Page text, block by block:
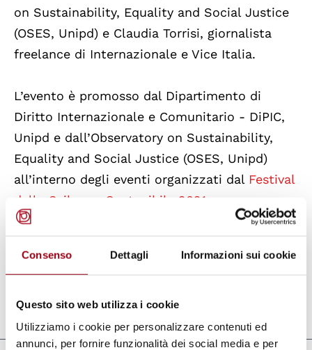
Consenso Dettagli Informazioni sui cookie
Questo sito web utilizza i cookie
Utilizziamo i cookie per personalizzare contenuti ed
annunci, per fornire funzionalità dei social media e per
on Sustainability, Equality and Social Justice
(OSES, Unipd) e Claudia Torrisi, giornalista
freelance di Internazionale e Vice Italia.
L’evento è promosso dal Dipartimento di
Diritto Internazionale e Comunitario - DiPIC,
Unipd e dall’Observatory on Sustainability,
Equality and Social Justice (OSES, Unipd)
all’interno degli eventi organizzati dal Festival
dello Sviluppo Sostenibile 2021
qui.
Aggiornato il:11.10.2021